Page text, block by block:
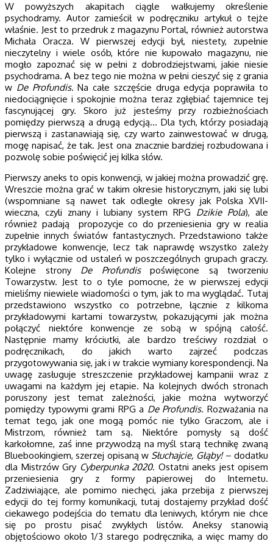
W powyższych akapitach ciągle wałkujemy określenie
psychodramy. Autor zamieścił w podręczniku artykuł o tejże
właśnie. Jest to przedruk z magazynu Portal, również autorstwa
Michała Oracza. W pierwszej edycji był, niestety, zupełnie
nieczytelny i wiele osób, które nie kupowało magazynu, nie
mogło zapoznać się w pełni z dobrodziejstwami, jakie niesie
psychodrama. A bez tego nie można w pełni cieszyć się z grania
w De Profundis. Na całe szczęście druga edycja poprawiła to
niedociągnięcie i spokojnie można teraz zgłębiać tajemnice tej
fascynującej gry. Skoro już jesteśmy przy rozbieżnościach
pomiędzy pierwszą a drugą edycją… Dla tych, którzy posiadają
pierwszą i zastanawiają się, czy warto zainwestować w drugą,
mogę napisać, że tak. Jest ona znacznie bardziej rozbudowana i
pozwolę sobie poświęcić jej kilka słów.
Pierwszy aneks to opis konwencji, w jakiej można prowadzić grę.
Wreszcie można grać w takim okresie historycznym, jaki się lubi
(wspomniane są nawet tak odległe okresy jak Polska XVII-
wieczna, czyli znany i lubiany system RPG Dzikie Pola), ale
również padają propozycje co do przeniesienia gry w realia
zupełnie innych światów fantastycznych. Przedstawiono także
przykładowe konwencje, lecz tak naprawdę wszystko zależy
tylko i wyłącznie od ustaleń w poszczególnych grupach graczy.
Kolejne strony De Profundis poświęcone są tworzeniu
Towarzystw. Jest to o tyle pomocne, że w pierwszej edycji
mieliśmy niewiele wiadomości o tym, jak to ma wyglądać. Tutaj
przedstawiono wszystko co potrzebne, łącznie z kilkoma
przykładowymi kartami towarzystw, pokazującymi jak można
połączyć niektóre konwencje ze sobą w spójną całość.
Następnie mamy króciutki, ale bardzo treściwy rozdział o
podręcznikach, do jakich warto zajrzeć podczas
przygotowywania się, jak i w trakcie wymiany korespondencji. Na
uwagę zasługuje streszczenie przykładowej kampanii wraz z
uwagami na każdym jej etapie. Na kolejnych dwóch stronach
poruszony jest temat zależności, jakie można wytworzyć
pomiędzy typowymi grami RPG a De Profundis. Rozważania na
temat tego, jak one mogą pomóc nie tylko Graczom, ale i
Mistrzom, również tam są. Niektóre pomysły są dość
karkołomne, zaś inne przywodzą na myśl starą technikę zwaną
Bluebookingiem, szerzej opisaną w Słuchajcie, Głąby!– dodatku
dla Mistrzów Gry Cyberpunka 2020. Ostatni aneks jest opisem
przeniesienia gry z formy papierowej do Internetu.
Zadziwiające, ale pomimo niechęci, jaka przebija z pierwszej
edycji do tej formy komunikacji, tutaj dostajemy przykład dość
ciekawego podejścia do tematu dla leniwych, którym nie chce
się po prostu pisać zwykłych listów. Aneksy stanowią
objętościowo około 1/3 starego podręcznika, a więc mamy do